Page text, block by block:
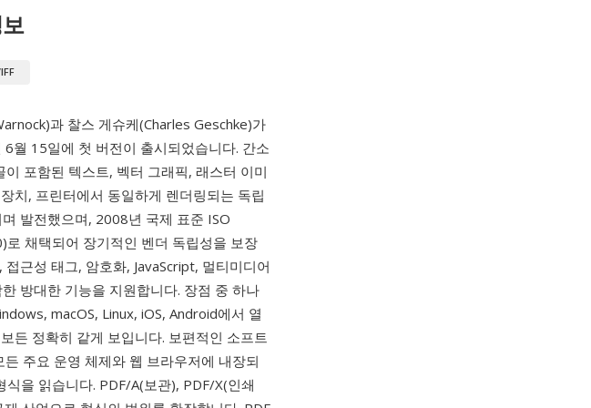
과 찰스 게슈케(Charles Geschke)가
월 15일에 첫 버전이 출시되었습니다. 간소
포함된 텍스트, 벡터 그래픽, 래스터 이미
치, 프린터에서 동일하게 렌더링되는 독립
발전했으며, 2008년 국제 표준 ISO
채택되어 장기적인 벤더 독립성을 보장
근성 태그, 암호화, JavaScript, 멀티미디어
방대한 기능을 지원합니다. 장점 중 하나
macOS, Linux, iOS, Android에서 열
든 정확히 같게 보입니다. 보편적인 소프트
주요 운영 체제와 웹 브라우저에 내장되
을 읽습니다. PDF/A(보관), PDF/X(인쇄